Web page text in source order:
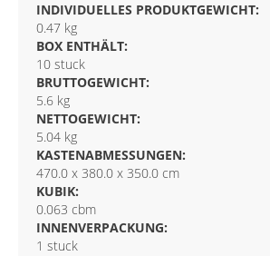
INDIVIDUELLES PRODUKTGEWICHT:
0.47 kg
BOX ENTHÄLT:
10 stuck
BRUTTOGEWICHT:
5.6 kg
NETTOGEWICHT:
5.04 kg
KASTENABMESSUNGEN:
470.0 x 380.0 x 350.0 cm
KUBIK:
0.063 cbm
INNENVERPACKUNG:
1 stuck